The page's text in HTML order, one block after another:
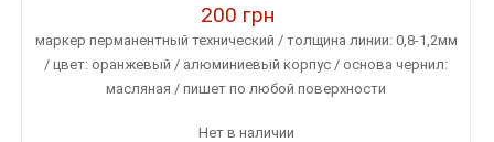
200 грн
маркер перманентный технический / толщина линии: 0,8-1,2мм
/ цвет: оранжевый / алюминиевый корпус / основа чернил:
масляная / пишет по любой поверхности
Нет в наличии